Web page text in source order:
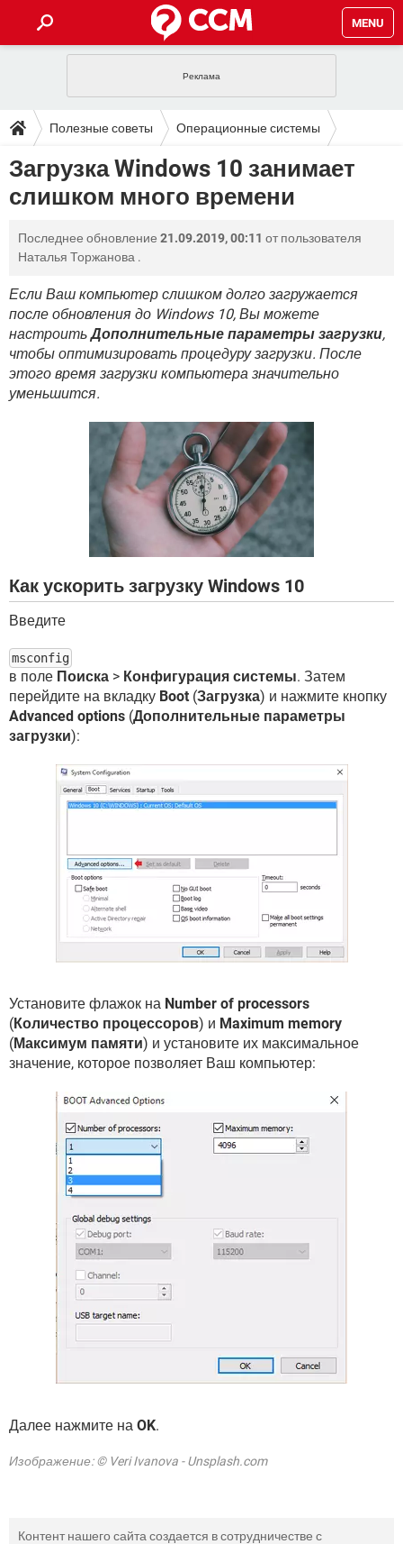
MENU
INSTAGRAM FACEBOOK
ИГРЫ WINDOWS 10
ВКОНТАКТЕ ВИДЕО
ПОЛЕЗНЫЕ СОВЕТЫ
TIKTOK
WHATSAPP INSTAGRAM
WINDOWS 10 ВКОНТАКТЕ
YANDEX
ЗАГРУЗКИ
TIKTOK TELEGRAM
FACEBOOK
WINDOWS 10 ВКОНТАКТЕ
ВИДЕО GOOGLE
YANDEX
ФОРУМ
TIKTOK TELEGRAM
FACEBOOK ИГРЫ
WINDOWS 10 ВКОНТАКТЕ
GOOGLE
YANDEX
ЭНЦИКЛОПЕДИЯ
TIKTOK TELEGRAM
WHATSAPP INSTAGRAM
FACEBOOK ИГРЫ
WINDOWS 10 ВКОНТАКТЕ
Полезные советы Операционные системы
Windows
Загрузка Windows 10 занимает
слишком много времени
Последнее обновление 21.09.2019, 00:11 от пользователя
Наталья Торжанова .
Если Ваш компьютер слишком долго загружается
после обновления до Windows 10, Вы можете
настроитьДополнительные параметры загрузки,
чтобы оптимизировать процедуру загрузки. После
этого время загрузки компьютера значительно
уменьшится.
Как ускорить загрузку Windows 10
Введите
msconfig
в поле Поиска > Конфигурация системы. Затем
перейдите на вкладку Boot (Загрузка) и нажмите кнопку
Advanced options (Дополнительные параметры
загрузки):
Установите флажок на Number of processors
(Количество процессоров) и Maximum memory
(Максимум памяти) и установите их максимальное
значение, которое позволяет Ваш компьютер:
Далее нажмите на OK.
Изображение: © Veri Ivanova - Unsplash.com
Контент нашего сайта создается в сотрудничестве с